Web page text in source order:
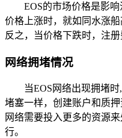
EOS的市场价格是影
价格上涨时，就如同水涨
反之，当价格下跌时，注册
网络拥堵情况
当EOS网络出现拥堵
堵塞一样，创建账户和质
网络需要投入更多的资源
行。